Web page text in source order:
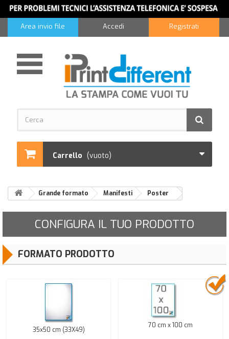
Area invio file Accedi Registrati
Carrello (vuoto)
Grande formato Manifesti Poster
CONFIGURA IL TUO PRODOTTO
FORMATO PRODOTTO
35x50 cm (33X49)
70 cm x 100 cm